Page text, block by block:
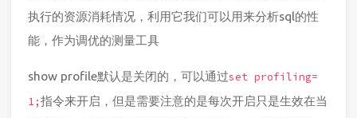
执行的资源消耗情况，利用它我们可以用来分析sql的性
能，作为调优的测量工具
show profile默认是关闭的，可以通过set profiling=
1;指令来开启，但是需要注意的是每次开启只是生效在当